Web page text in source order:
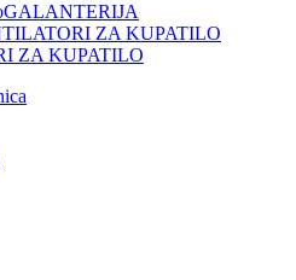
GALANTERIJA
ZA KUPATILO
ZA KUPATILO